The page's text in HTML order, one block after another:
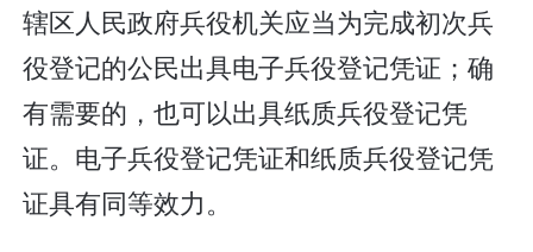
辖区人民政府兵役机关应当为完成初次兵
役登记的公民出具电子兵役登记凭证；确
有需要的，也可以出具纸质兵役登记凭
证。电子兵役登记凭证和纸质兵役登记凭
证具有同等效力。